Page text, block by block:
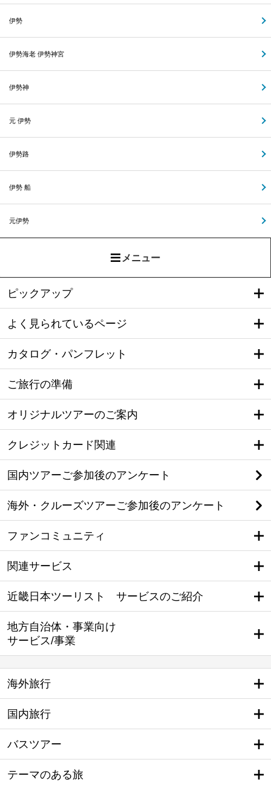
伊勢
伊勢海老 伊勢神宮
伊勢神
元 伊勢
伊勢路
伊勢 船
元伊勢
メニュー
ピックアップ
よく見られているページ
カタログ・パンフレット
ご旅行の準備
オリジナルツアーのご案内
クレジットカード関連
国内ツアーご参加後のアンケート
海外・クルーズツアーご参加後のアンケート
ファンコミュニティ
関連サービス
近畿日本ツーリスト サービスのご紹介
地方自治体・事業向け
サービス/事業
海外旅行
国内旅行
バスツアー
テーマのある旅